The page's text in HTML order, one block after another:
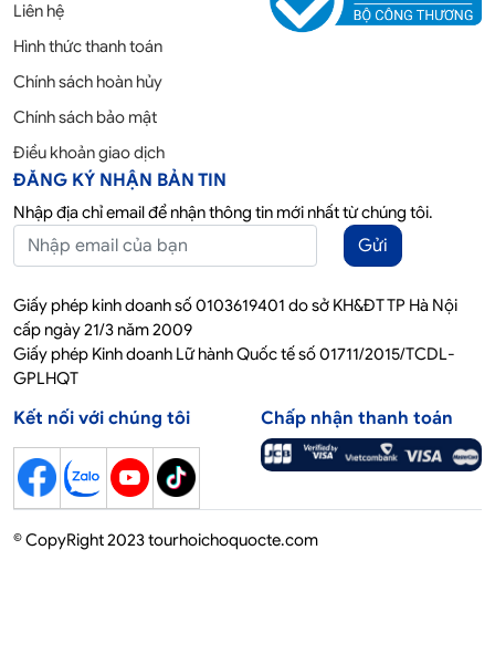
Liên hệ
Hình thức thanh toán
Chính sách hoàn hủy
Chính sách bảo mật
Điều khoản giao dịch
ĐĂNG KÝ NHẬN BẢN TIN
Nhập địa chỉ email để nhận thông tin mới nhất từ chúng tôi.
Gửi
Giấy phép kinh doanh số 0103619401 do sở KH&ĐT TP Hà Nội
cấp ngày 21/3 năm 2009
Giấy phép Kinh doanh Lữ hành Quốc tế số 01711/2015/TCDL-
GPLHQT
Kết nối với chúng tôi Chấp nhận thanh toán
© CopyRight 2023 tourhoichoquocte.com